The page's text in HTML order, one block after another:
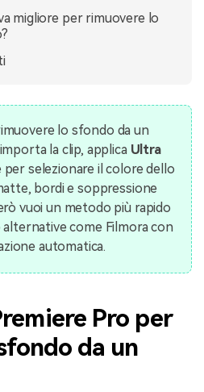
migliore per rimuovere lo
lo sfondo da un
la clip, applica Ultra
per selezionare il colore dello
bordi e soppressione
vuoi un metodo più rapido
come Filmora con
automatica.
Pro per
da un